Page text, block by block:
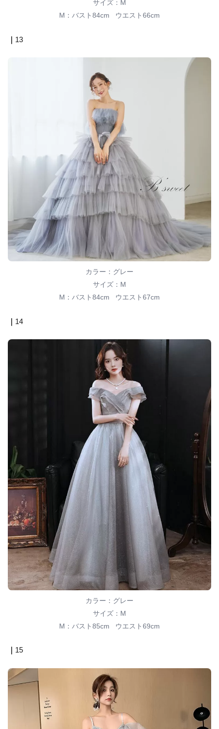
サイズ：M
M：バスト84cm ウエスト66cm
｜ 13
カラー：グレー
サイズ：M
M：バスト84cm ウエスト67cm
｜ 14
カラー：グレー
サイズ：M
M：バスト85cm ウエスト69cm
｜ 15